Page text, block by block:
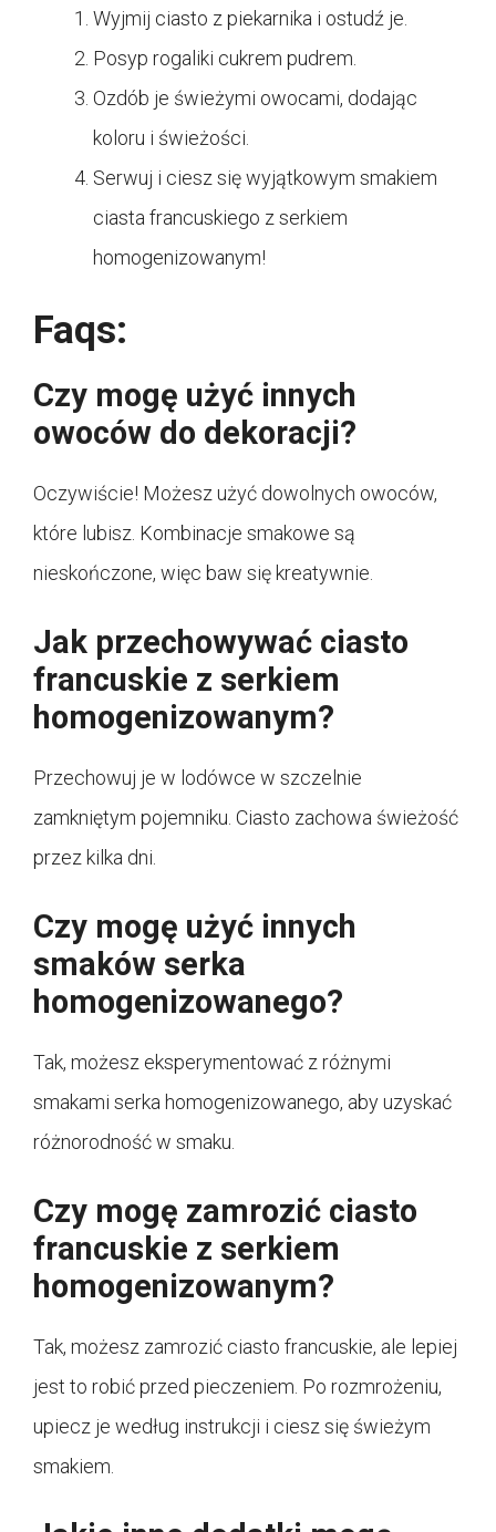
Wyjmij ciasto z piekarnika i ostudź je.
Posyp rogaliki cukrem pudrem.
Ozdób je świeżymi owocami, dodając
koloru i świeżości.
Serwuj i ciesz się wyjątkowym smakiem
ciasta francuskiego z serkiem
homogenizowanym!
Faqs:
Czy mogę użyć innych
owoców do dekoracji?
Oczywiście! Możesz użyć dowolnych owoców,
które lubisz. Kombinacje smakowe są
nieskończone, więc baw się kreatywnie.
Jak przechowywać ciasto
francuskie z serkiem
homogenizowanym?
Przechowuj je w lodówce w szczelnie
zamkniętym pojemniku. Ciasto zachowa świeżość
przez kilka dni.
Czy mogę użyć innych
smaków serka
homogenizowanego?
Tak, możesz eksperymentować z różnymi
smakami serka homogenizowanego, aby uzyskać
różnorodność w smaku.
Czy mogę zamrozić ciasto
francuskie z serkiem
homogenizowanym?
Tak, możesz zamrozić ciasto francuskie, ale lepiej
jest to robić przed pieczeniem. Po rozmrożeniu,
upiecz je według instrukcji i ciesz się świeżym
smakiem.